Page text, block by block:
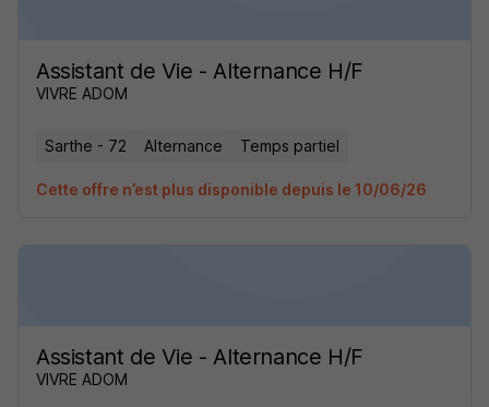
Assistant de Vie - Alternance H/F
VIVRE ADOM
Sarthe - 72 Alternance Temps partiel
Cette offre n’est plus disponible depuis le 10/06/26
Assistant de Vie - Alternance H/F
VIVRE ADOM